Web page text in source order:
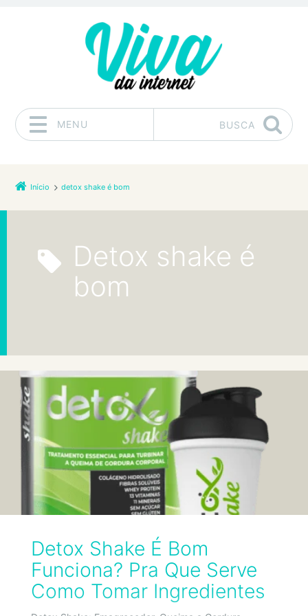
MENU BUSCA
Início detox shake é bom
detox shake é
bom
Detox Shake É Bom
Funciona? Pra Que Serve
Como Tomar Ingredientes